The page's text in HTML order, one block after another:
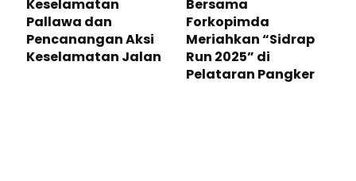
Keselamatan
Pallawa dan
Pencanangan Aksi
Keselamatan Jalan
Bersama
Forkopimda
Meriahkan “Sidrap
Run 2025” di
Pelataran Pangker